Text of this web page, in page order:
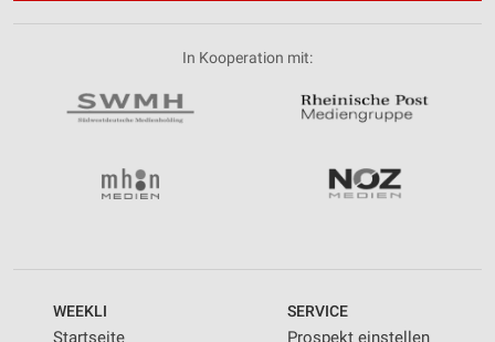
In Kooperation mit:
WEEKLI
Startseite
SERVICE
Prospekt einstellen